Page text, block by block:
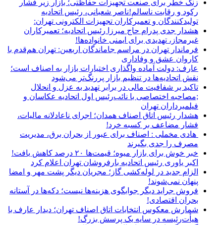
زنگ خطر برای صنعت تجهیزات حفاظتی؛ بازار زیر فشار
رکود و رقابت ناسالم!ناصر شعبانی، رئیس اتحادیه
تولیدکنندگان و تعمیرکاران تجهیزات الکترونی تهران:
هشدار جدی پدرام حاج میرزا رئیس اتحادیه؛ تعمیرکاران
غیرمجاز، تهدیدی برای ایمنی خانواده‌ها!
فرماندار تهران در مراسم جاماندگان اربعین: تهران هم‌قدم با
کاروان عشق و وفاداری
عارف: دولت آماده واگذاری اختیارات بازار به اصناف است؛
نقش اتحادیه‌ها در تنظیم بازار پررنگ‌تر می‌شود
تاکید بر شفافیت مالی در برابر تهدید به عزل و انحلال
;مصاحبه اختصاصی با نائب‌رئیس اول اتحادیه عکاسان و
فیلمبرداران تهران
هشدار رئیس اتاق اصناف همدان؛ اجرای ناعادلانه مالیات،
فشار مضاعف بر کسبه خرد!
هادی مخملی : اصناف برای عبور از بحران برق، مدیریت
مصرف را جدی بگیرند
خبر خوش برای بازار میوه؛ قیمت‌ها ۲۰ درصد کاهش یافت!
اکبر یاوری رئیس اتحادیه بارفروشان تهران اعلام کرد
الزام جدید در لوله‌کشی گاز؛ مجریان دیگر پشت مهر و امضا
پنهان نمی‌شوند!
فروش جراید دیگر جوابگوی هزینه‌ها نیست؛ دکه‌ها در آستانه
بحران اقتصادی!
شمارش معکوس انتخابات اتاق اصناف تهران؛ دیدار عارف با
هیأت‌رئیسه در سایه یک پرسش بزرگ!